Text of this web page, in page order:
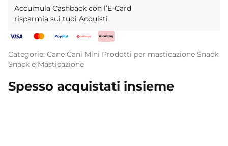
Accumula Cashback con l’E-Card
risparmia sui tuoi Acquisti
Categorie: Cane Cani Mini Prodotti per masticazione Snack
Snack e Masticazione
Spesso acquistati insieme